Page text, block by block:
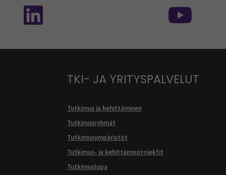
TKI- JA YRITYSPALVELUT
Tutkimus ja kehittäminen
Tutkimusryhmät
Tutkimusympäristöt
Tutkimus- ja kehittämisprojektit
Tutkimuslupa